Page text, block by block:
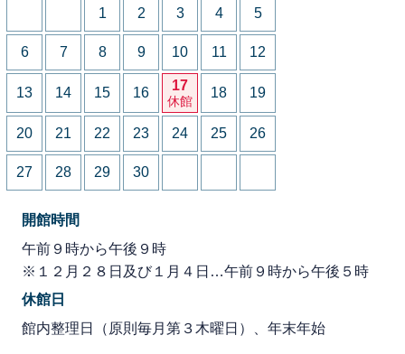
1 2 3 4 5
6 7 8 9 10 11 12
13 14 15 16 17
休館
18 19
20 21 22 23 24 25 26
27 28 29 30
開館時間
午前９時から午後９時
※１２月２８日及び１月４日…午前９時から午後５時
休館日
館内整理日（原則毎月第３木曜日）、年末年始